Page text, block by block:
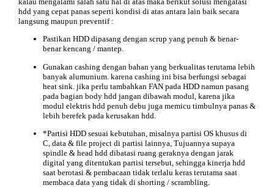
hdd yang cepat panas seperti kondisi di atas antara lain baik secara
langsung maupun preventif :
Pastikan HDD dipasang dengan scrup yang penuh & benar-
benar kencang / mantep.
Gunakan cashing dengan bahan yang berkualitas terutama lebih
banyak alumunium. karena cashing ini bisa berfungsi sebagai
heat sink. jika perlu tambahkan FAN pada HDD namun pasang
pada bagian body hdd jangan dibawah modul, karena jika
modul elektris hdd penuh debu juga memicu timbulnya panas &
lebih berefek pada kerusakan hdd.
*Partisi HDD sesuai kebutuhan, misalnya partisi OS khusus di
C, data & file project di partisi lainnya, Tujuannya supaya
spindle & head hdd dibatasi ruang geraknya dengan jarak
digital yang ditentukan partisi tersebut, sehingga kinerja hdd
saat berotasi & pembacaan tidak terlalu keras terutama saat
membaca data yang tidak di shorting / scrambling.